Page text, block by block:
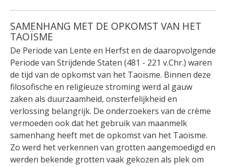
SAMENHANG MET DE OPKOMST VAN HET
TAOÏSME
De Periode van Lente en Herfst en de daaropvolgende
Periode van Strijdende Staten (481 - 221 v.Chr.) waren
de tijd van de opkomst van het Taoïsme. Binnen deze
filosofische en religieuze stroming werd al gauw
zaken als duurzaamheid, onsterfelijkheid en
verlossing belangrijk. De onderzoekers van de crème
vermoeden ook dat het gebruik van maanmelk
samenhang heeft met de opkomst van het Taoïsme.
Zo werd het verkennen van grotten aangemoedigd en
werden bekende grotten vaak gekozen als plek om